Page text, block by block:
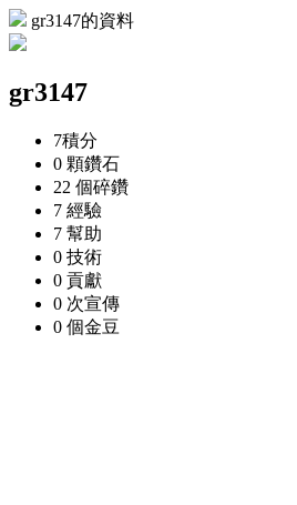
gr3147的資料
gr3147
7積分
0 顆鑽石
22 個碎鑽
7 經驗
7 幫助
0 技術
0 貢獻
0 次宣傳
0 個金豆